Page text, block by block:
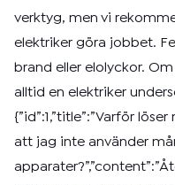
verktyg, men vi
elektriker göra jobbet.
brand eller elolyckor.
alltid en elektriker
{”id”:1,”title”:”Varför
att jag inte använder